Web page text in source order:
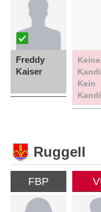
Freddy
Kaiser
Keine
Kein
Ruggell
FBP